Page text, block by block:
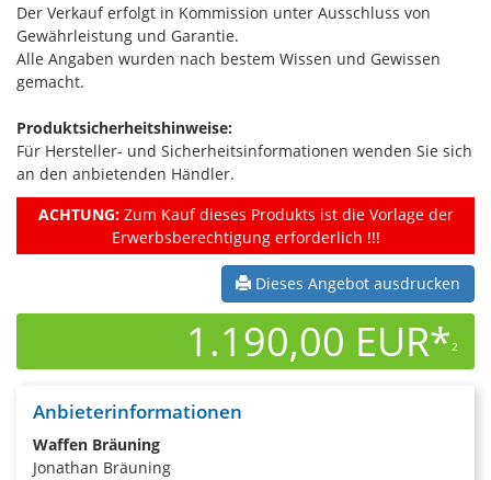
Der Verkauf erfolgt in Kommission unter Ausschluss von
Gewährleistung und Garantie.
Alle Angaben wurden nach bestem Wissen und Gewissen
gemacht.
Produktsicherheitshinweise:
Für Hersteller- und Sicherheitsinformationen wenden Sie sich
an den anbietenden Händler.
ACHTUNG:Zum Kauf dieses Produkts ist die Vorlage der
Erwerbsberechtigung erforderlich !!!
Dieses Angebot ausdrucken
1.190,00 EUR*2
Anbieterinformationen
Waffen Bräuning
Jonathan Bräuning